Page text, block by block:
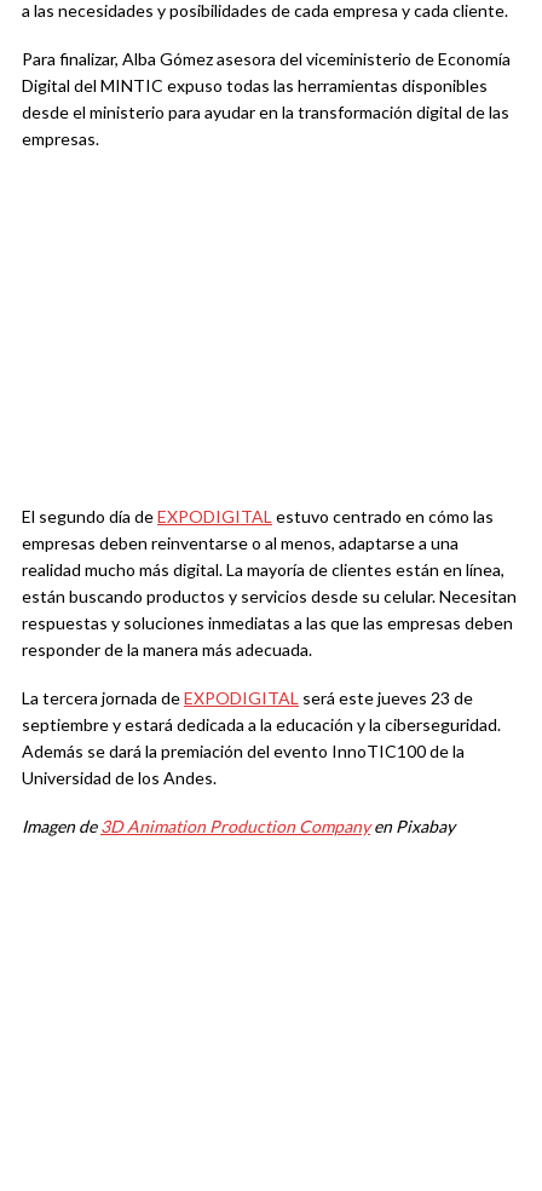
a las necesidades y posibilidades de cada empresa y cada cliente.
Para finalizar, Alba Gómez asesora del viceministerio de Economía
Digital del MINTIC expuso todas las herramientas disponibles
desde el ministerio para ayudar en la transformación digital de las
empresas.
El segundo día deEXPODIGITALestuvo centrado en cómo las
empresas deben reinventarse o al menos, adaptarse a una
realidad mucho más digital. La mayoría de clientes están en línea,
están buscando productos y servicios desde su celular. Necesitan
respuestas y soluciones inmediatas a las que las empresas deben
responder de la manera más adecuada.
La tercera jornada deEXPODIGITAL será este jueves 23 de
septiembre y estará dedicada a la educación y la ciberseguridad.
Además se dará la premiación del evento InnoTIC100 de la
Universidad de los Andes.
Imagen de3D Animation Production Companyen Pixabay